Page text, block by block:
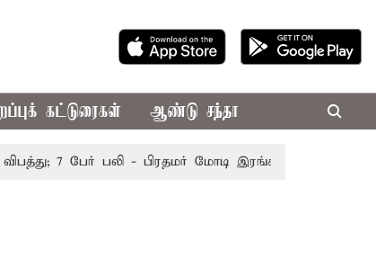
கட்டுரைகள் ஆண்டு சந்தா
7 பேர் பலி - பிரதமர் மோடி இரங்கல்